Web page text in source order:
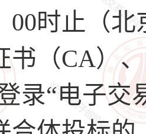
00时止（
书（CA）
登录“电子